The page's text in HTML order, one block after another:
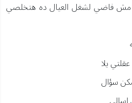
مش فاضي لشغل العيال ده هتخلصي
يلا
سؤال